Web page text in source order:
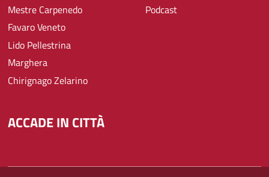
Mestre Carpenedo
Favaro Veneto
Lido Pellestrina
Marghera
Chirignago Zelarino
Podcast
ACCADE IN CITTÀ